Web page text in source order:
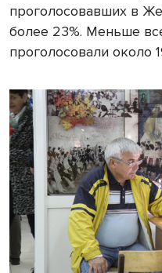
проголосовавших в
более 23%. Меньше
проголосовали около